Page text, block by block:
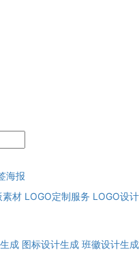
海报
素材 LOGO定制服务 LOGO设计
成 图标设计生成 班徽设计生成